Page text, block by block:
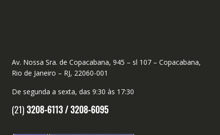
Av. Nossa Sra. de Copacabana, 945 – sl 107 – Copacabana,
Rio de Janeiro – RJ, 22060-001
De segunda a sexta, das 9:30 às 17:30
(21) 3208-6113 /3208-6095